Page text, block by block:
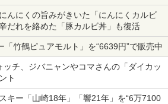
んにくの旨みがきいた「にんにくカルビ
だれを絡めた「豚カルビ丼」も復活
竹鶴ピュアモルト」を“6639円”で販売中
チ、ジバニャンやコマさんの「ダイカッ
ト
キー「山崎18年」「響21年」を“6万7100